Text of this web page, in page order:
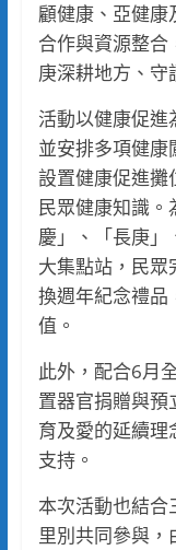
顧健康、亞健
合作與資源整
庚深耕地方、守
活動以健康促進
並安排多項健
設置健康促進攤
民眾健康知識
慶」、「長庚
大集點站，民眾
換週年紀念禮品
值。
此外，配合6月
置器官捐贈與
育及愛的延續理
支持。
本次活動也結合
里別共同參與